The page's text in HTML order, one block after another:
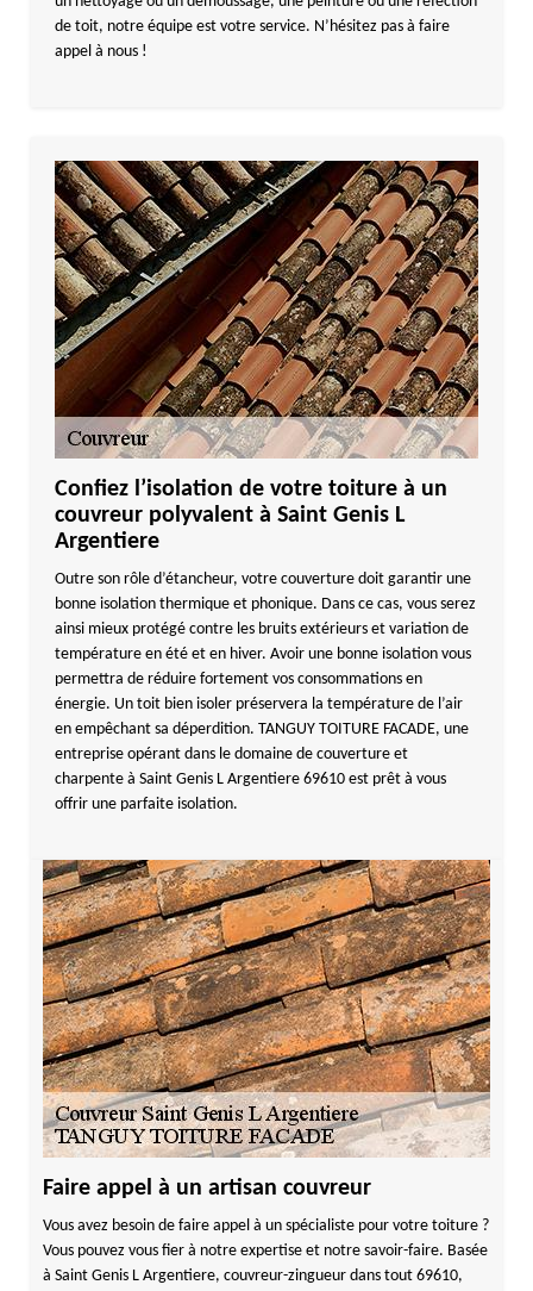
de toit, notre équipe est votre service. N’hésitez pas à faire
appel à nous !
Confiez l’isolation de votre toiture à un
couvreur polyvalent à Saint Genis L
Argentiere
Outre son rôle d’étancheur, votre couverture doit garantir une
bonne isolation thermique et phonique. Dans ce cas, vous serez
ainsi mieux protégé contre les bruits extérieurs et variation de
température en été et en hiver. Avoir une bonne isolation vous
permettra de réduire fortement vos consommations en
énergie. Un toit bien isoler préservera la température de l’air
en empêchant sa déperdition. TANGUY TOITURE FACADE, une
entreprise opérant dans le domaine de couverture et
charpente à Saint Genis L Argentiere 69610 est prêt à vous
offrir une parfaite isolation.
Faire appel à un artisan couvreur
Vous avez besoin de faire appel à un spécialiste pour votre toiture ?
Vous pouvez vous fier à notre expertise et notre savoir-faire. Basée
à Saint Genis L Argentiere, couvreur-zingueur dans tout 69610,